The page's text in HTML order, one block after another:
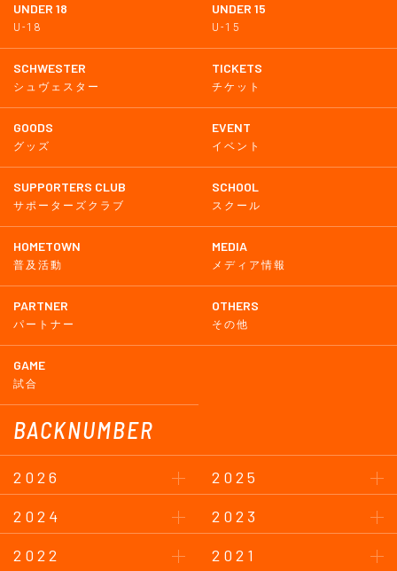
UNDER 18
U-18
UNDER 15
U-15
SCHWESTER
シュヴェスター
TICKETS
チケット
GOODS
グッズ
EVENT
イベント
SUPPORTERS CLUB
サポーターズクラブ
SCHOOL
スクール
HOMETOWN
普及活動
MEDIA
メディア情報
PARTNER
パートナー
OTHERS
その他
GAME
試合
BACKNUMBER
2026
2025
2024
2023
2022
2021